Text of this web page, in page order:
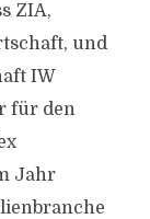
ZIA,
und
IW
für den
Jahr